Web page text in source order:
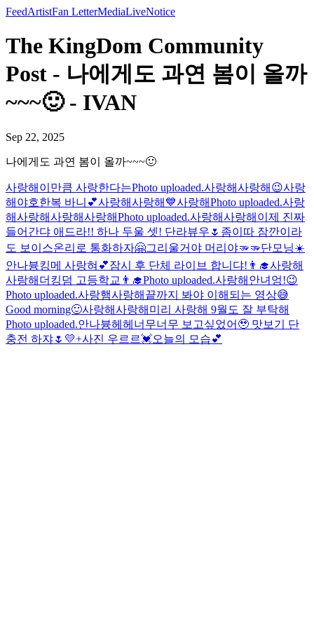
FeedArtistFan LetterMediaLiveNotice
The KingDom Community
Post - 나에게도 과연 봄이 올까
~~~🙂 - IVAN
Sep 22, 2025
나에게도 과연 봄이 올까~~~🙂
사랑해 이만큼 사랑한다는Photo uploaded.사랑해사랑해 😉사랑
해 야호한복 바니💕사랑해사랑해 💙사랑해Photo uploaded.사랑
해사랑해사랑해사랑해Photo uploaded.사랑해사랑해 이제 진짜
들어간댜 애드라!! 하나 두울 셋! 단라뷰우🌷 좀이따 잠깐이라
도 보이스온리로 통화하자🤗그리울거야 머리야🫳🫳단모닝☀️
안나븅킹메 사랑혀💕잠시 후 단체 라이브 합니댜! 👨‍🎓사랑해
사랑해 더킹덤 고등학교👨‍🎓Photo uploaded.사랑해 안녀엉!😉
Photo uploaded.사랑햄사랑해 끝까지 봐야 이해되는 영상😅
Good morning🙂사랑해사랑해 미리 사랑해 9월도 잘 부탁해
Photo uploaded.안나븅헤헤 너무너무 보고싶었어🥹 맛보기 단
충전 하쟈🌷 💛+사진 우르르💓오늘의 모습💕